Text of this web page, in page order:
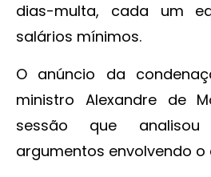
dias-multa, cada um
salários mínimos.
O anúncio da
ministro Alexandre de
sessão que
argumentos envolvendo o